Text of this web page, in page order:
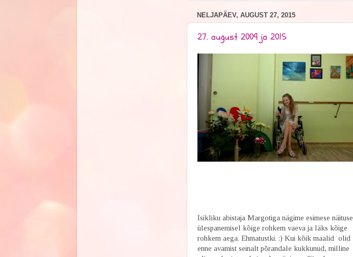
NELJAPÄEV, AUGUST 27, 2015
27. august 2009 ja 2015
Isikliku abistaja Margotiga nägime esimese näituse
ülespanemisel kõige rohkem vaeva ja läks kõige
rohkem aega. Ehmatustki. :) Kui kõik maalid olid
enne avamist seinalt põrandale kukkunud, milline